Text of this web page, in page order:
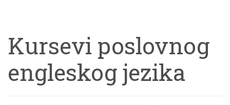
Kursevi poslovnog
engleskog jezika